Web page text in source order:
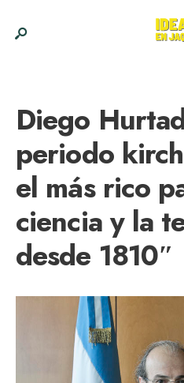
Diego
periodo
el más rico
ciencia y la
desde 1810″